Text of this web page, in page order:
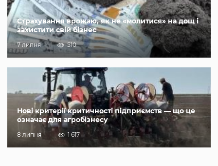
Страхування врожаю, як не «молитися» на дощ і
захистити свій бізнес
7 липня 510
Нові критерії критичності підприємств — що це
означає для агробізнесу
8 липня 1 617